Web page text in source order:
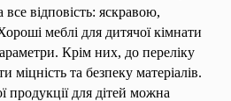
відповість: яскравою,
меблі для дитячої кімнати
Крім них, до переліку
міцність та безпеку матеріалів.
продукції для дітей можна